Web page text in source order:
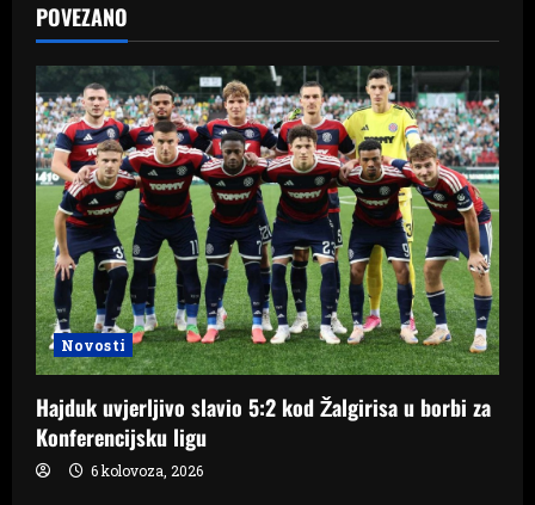
a
v
i
g
a
t
i
o
n
POVEZANO
Novosti
Hajduk uvjerljivo slavio 5:2 kod Žalgirisa u borbi za
Konferencijsku ligu
6 kolovoza, 2026